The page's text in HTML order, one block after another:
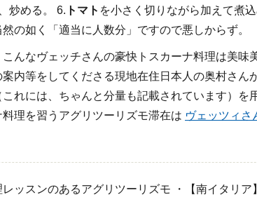
炒める。 6. トマト を小さく切りながら加えて煮
の如く「適当に人数分」ですので悪しからず。
こんなヴェッチさんの豪快トスカーナ料理は美味
案内等をしてくださる現地在住日本人の奥村さん
これには、ちゃんと分量も記載されています）を
理を習うアグリツーリズモ滞在は ヴェッツィさ
ッスンのあるアグリツーリズモ ・【南イタリア】